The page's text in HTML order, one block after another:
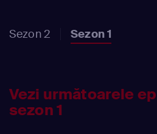
Sezon 2 Sezon 1
Vezi următoarele
sezon 1